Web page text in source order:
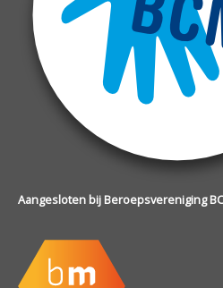
Aangesloten bij Beroepsvereniging